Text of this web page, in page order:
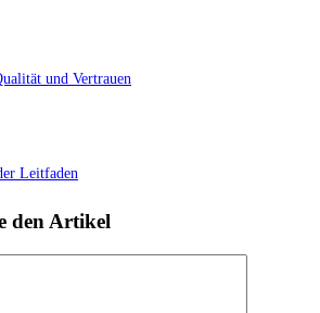
und Vertrauen
Leitfaden
den Artikel